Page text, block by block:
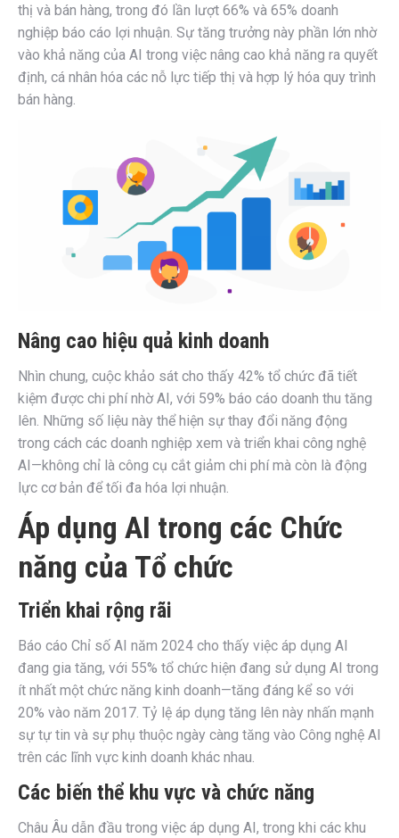
thị và bán hàng, trong đó lần lượt 66% và 65% doanh
nghiệp báo cáo lợi nhuận. Sự tăng trưởng này phần lớn nhờ
vào khả năng của AI trong việc nâng cao khả năng ra quyết
định, cá nhân hóa các nỗ lực tiếp thị và hợp lý hóa quy trình
bán hàng.
Nâng cao hiệu quả kinh doanh
Nhìn chung, cuộc khảo sát cho thấy 42% tổ chức đã tiết
kiệm được chi phí nhờ AI, với 59% báo cáo doanh thu tăng
lên. Những số liệu này thể hiện sự thay đổi năng động
trong cách các doanh nghiệp xem và triển khai công nghệ
AI—không chỉ là công cụ cắt giảm chi phí mà còn là động
lực cơ bản để tối đa hóa lợi nhuận.
Áp dụng AI trong các Chức
năng của Tổ chức
Triển khai rộng rãi
Báo cáo Chỉ số AI năm 2024 cho thấy việc áp dụng AI
đang gia tăng, với 55% tổ chức hiện đang sử dụng AI trong
ít nhất một chức năng kinh doanh—tăng đáng kể so với
20% vào năm 2017. Tỷ lệ áp dụng tăng lên này nhấn mạnh
sự tự tin và sự phụ thuộc ngày càng tăng vào Công nghệ AI
trên các lĩnh vực kinh doanh khác nhau.
Các biến thể khu vực và chức năng
Châu Âu dẫn đầu trong việc áp dụng AI, trong khi các khu